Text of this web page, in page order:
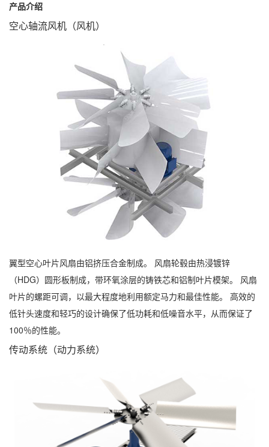
产品介绍
空心轴流风机（风机）
翼型空心叶片风扇由铝挤压合金制成。 风扇轮毂由热浸镀锌
（HDG）圆形板制成，带环氧涂层的铸铁芯和铝制叶片模架。 风扇
叶片的螺距可调，以最大程度地利用额定马力和最佳性能。 高效的
低针头速度和轻巧的设计确保了低功耗和低噪音水平，从而保证了
100％的性能。
传动系统（动力系统）